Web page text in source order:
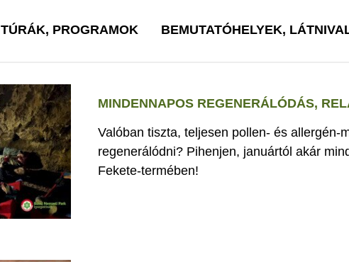
TÚRÁK, PROGRAMOK BEMUTATÓHELYEK,
MINDENNAPOS REGENERÁLÓDÁS,
Valóban tiszta, teljesen pollen- és allergén-
regenerálódni? Pihenjen, januártól akár
Fekete-termében!